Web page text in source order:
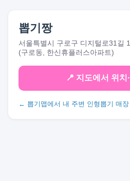
뽑기짱
서울특별시 구로구 디지털로31길
(구로동, 한신휴플러스아파트)
📍 지도에서 위치
← 뽑기맵에서 내 주변 인형뽑기 매장